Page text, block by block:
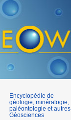
Encyclopédie de
géologie, minéralogie,
paléontologie et autres
Géosciences